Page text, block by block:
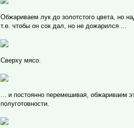
Обжариваем лук до золотстого цвета, но
т.е. чтобы он сок дал, но не дожарился ...
Сверху мясо.
... и постоянно перемешивая, обжариваем
полуготовности.